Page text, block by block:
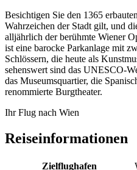
Besichtigen Sie den 1365
Wahrzeichen der Stadt gilt, und
alljährlich der berühmte Wiener
ist eine barocke Parkanlage mit
Schlössern, die heute als
sehenswert sind das UNESCO-
das Museumsquartier, die
renommierte Burgtheater.
Ihr Flug nach Wien
Reiseinformationen
Zielflughafen